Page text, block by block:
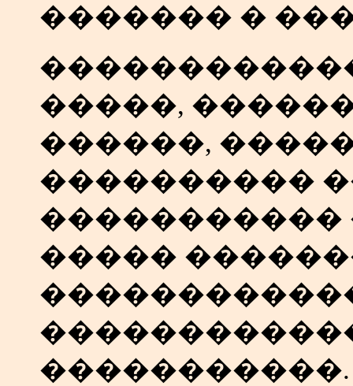
������� �
�����,
������,
����������
�����������
�����